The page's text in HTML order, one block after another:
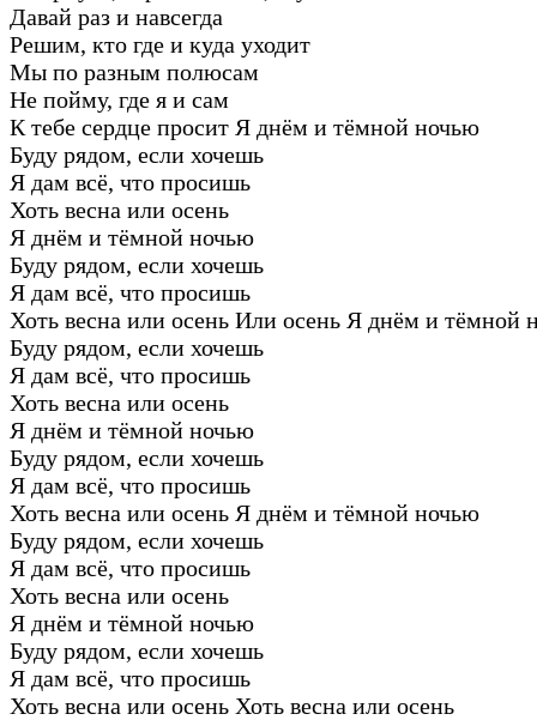
Давай раз и навсегда
Решим, кто где и куда уходит
Мы по разным полюсам
Не пойму, где я и сам
К тебе сердце просит Я днём и тёмной ночью
Буду рядом, если хочешь
Я дам всё, что просишь
Хоть весна или осень
Я днём и тёмной ночью
Буду рядом, если хочешь
Я дам всё, что просишь
Хоть весна или осень Или осень Я днём и тёмной
Буду рядом, если хочешь
Я дам всё, что просишь
Хоть весна или осень
Я днём и тёмной ночью
Буду рядом, если хочешь
Я дам всё, что просишь
Хоть весна или осень Я днём и тёмной ночью
Буду рядом, если хочешь
Я дам всё, что просишь
Хоть весна или осень
Я днём и тёмной ночью
Буду рядом, если хочешь
Я дам всё, что просишь
Хоть весна или осень Хоть весна или осень